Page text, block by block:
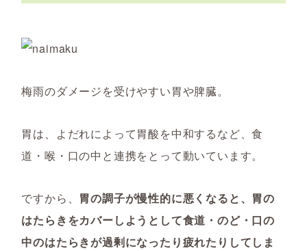
梅雨のダメージを受けやすい胃や脾臓。
胃は、よだれによって胃酸を中和するなど、食
道・喉・口の中と連携をとって動いています。
ですから、 胃の調子が慢性的に悪くなると、胃の
はたらきをカバーしようとして食道・のど・口の
中のはたらきが過剰になったり疲れたりしてしま